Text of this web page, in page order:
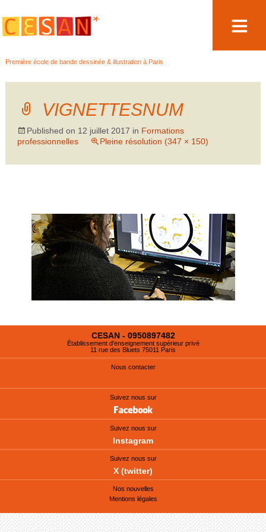
Première école de bande dessinée & illustration à Paris
au
VIGNETTESNUM
Published on 12 juillet 2017 in Formations
professionnelles
Pleine résolution (347 × 150)
CESAN - 0950897482
Établissement d'enseignement supérieur privé
11 rue des Bluets 75011 Paris
Nous contacter
Suivez nous sur
Suivez nous sur
Instagram
Suivez nous sur
X (twitter)
Nos nouvelles
Mentions légales